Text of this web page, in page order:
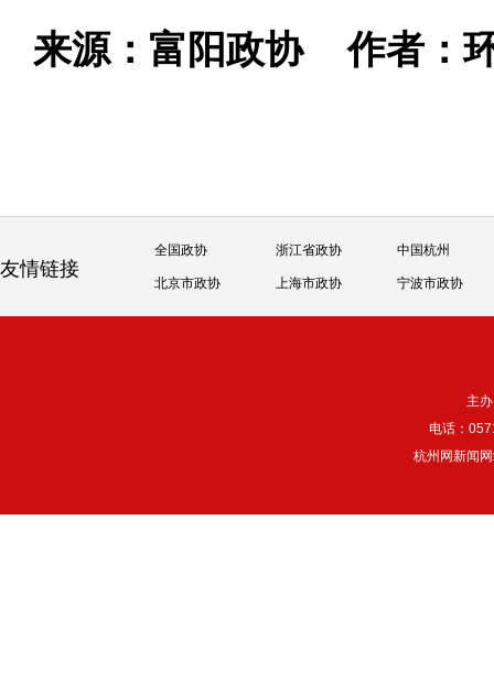
来源：富阳政协作者：
友情链接
全国政协 浙江省政协 中国杭州
北京市政协 上海市政协 宁波市政协
主
电话：
杭州网新闻